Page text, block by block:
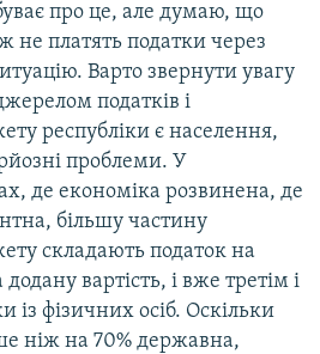
про це, але думаю, що
не платять податки через
Варто звернути увагу
податків і
республіки є населення,
проблеми. У
де економіка розвинена, де
більшу частину
складають податок на
вартість, і вже третім і
із фізичних осіб. Оскільки
ніж на 70% державна,